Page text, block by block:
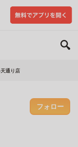
通り店
フォロー